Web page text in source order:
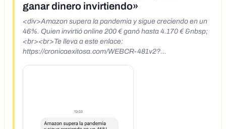
ganar dinero invirtiendo»
<div>Amazon supera la pandemia y sigue creciendo en un
46%. Quien invirtió online 200 € ganó hasta 4.170 € &nbsp;
<br><br>Te lleva a este enlace:
https://cronicaexitosa.com/WEBCR-481v2?